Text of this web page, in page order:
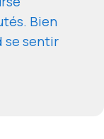
Bien
se sentir